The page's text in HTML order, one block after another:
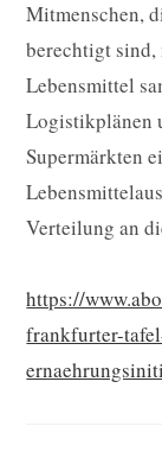
Mitmenschen,
berechtigt
Lebensmittel
Logistikplänen
Supermärkten
Verteilung an
https://
frankfurter-